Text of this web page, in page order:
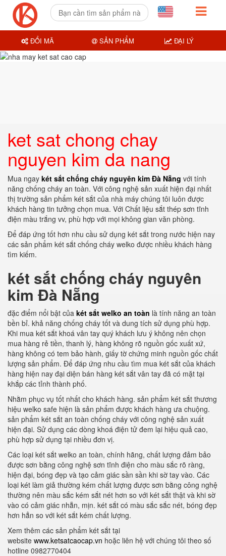
ket sat chong chay
nguyen kim da nang
Mua ngay két sắt chống cháy nguyên kim Đà Nẵng với tính
năng chống cháy an toàn. Với công nghệ sản xuất hiện đại nhất
thị trường sản phẩm két sắt của nhà máy chúng tôi luôn được
khách hàng tin tưởng chọn mua. Với Chất liệu sắt thép sơn tĩnh
điện màu trắng vv, phù hợp với mọi không gian văn phòng.
Để đáp ứng tốt hơn nhu cầu sử dụng két sắt trong nước hiện nay
các sản phẩm két sắt chống cháy welko được nhiều khách hàng
tìm kiếm.
két sắt chống cháy nguyên
kim Đà Nẵng
đặc điểm nổi bật của két sắt welko an toàn là tính năng an toàn
bền bỉ. khả năng chống cháy tốt và dung tích sử dụng phù hợp.
Khi mua két sắt khoá vân tay quý khách lưu ý không nên chọn
mua hàng rẻ tiền, thanh lý, hàng không rõ nguồn gốc xuất xứ,
hàng không có tem bảo hành, giấy tờ chứng minh nguồn gốc chất
lượng sản phẩm. Để đáp ứng nhu cầu tìm mua két sắt của khách
hàng hiện nay đại diện bán hàng két sắt vân tay đã có mặt tại
khắp các tỉnh thành phố.
Nhằm phục vụ tốt nhất cho khách hàng. sản phẩm két sắt thương
hiệu welko safe hiện là sản phẩm được khách hàng ưa chuộng.
sản phẩm két sắt an toàn chống cháy với công nghệ sản xuất
hiện đại. Sử dụng các dòng khoá điện tử đem lại hiệu quả cao,
phù hợp sử dụng tại nhiều đơn vị.
Các loại két sắt welko an toàn, chính hãng, chất lượng đảm bảo
được sơn bằng công nghệ sơn tĩnh điện cho màu sắc rõ ràng,
hiện đại, bóng đẹp và tạo cảm giác sần sần khi sờ tay vào. Các
loại két làm giả thường kém chất lượng được sơn bằng công nghệ
thường nên màu sắc kém sắt nét hơn so với két sắt thật và khi sờ
vào có cảm giác nhẵn, mịn. két sắt có màu sắc sắc nét, bóng đẹp
hơn hẳn so với két sắt kém chất lượng.
Xem thêm các sản phẩm két sắt tại
website www.ketsatcaocap.vn hoặc liên hệ với chúng tôi theo số
hotline 0982770404
ĐỔI MÃ SẢN PHẨM ĐẠI LÝ